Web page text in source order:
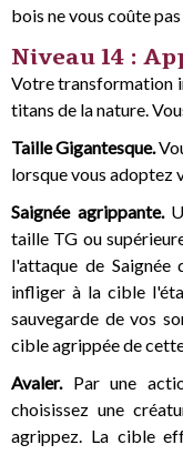
bois ne vous coûte
Niveau 14 :
Votre transformation
titans de la nature.
Taille Gigantesque.
lorsque vous adoptez
Saignée agrippante.
taille TG ou
l'attaque de
infliger à la cible
sauvegarde de vos
cible agrippée de
Avaler.Par une
choisissez une
agrippez. La cible